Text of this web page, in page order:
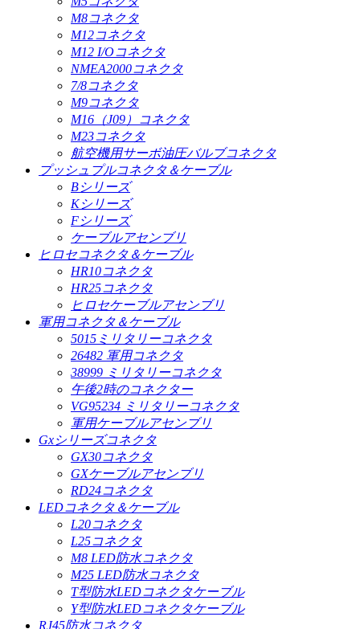
M8コネクタ
M12コネクタ
M12 I/Oコネクタ
NMEA2000コネクタ
7/8コネクタ
M9コネクタ
M16（J09）コネクタ
M23コネクタ
航空機用サーボ油圧バルブコネクタ
プッシュプルコネクタ＆ケーブル
Bシリーズ
Kシリーズ
Fシリーズ
ケーブルアセンブリ
ヒロセコネクタ＆ケーブル
HR10コネクタ
HR25コネクタ
ヒロセケーブルアセンブリ
軍用コネクタ＆ケーブル
5015ミリタリーコネクタ
26482 軍用コネクタ
38999 ミリタリーコネクタ
午後2時のコネクター
VG95234 ミリタリーコネクタ
軍用ケーブルアセンブリ
Gxシリーズコネクタ
GX30コネクタ
GXケーブルアセンブリ
RD24コネクタ
LEDコネクタ＆ケーブル
L20コネクタ
L25コネクタ
M8 LED防水コネクタ
M25 LED防水コネクタ
T型防水LEDコネクタケーブル
Y型防水LEDコネクタケーブル
RJ45防水コネクタ